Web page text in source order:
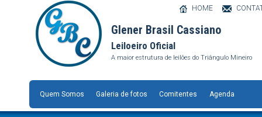
Glener Brasil Cassiano
Leiloeiro Oficial
A maior estrutura de leilões do Triângulo Mineiro
HOME
Quem Somos Galeria de fotos Comitentes Agenda